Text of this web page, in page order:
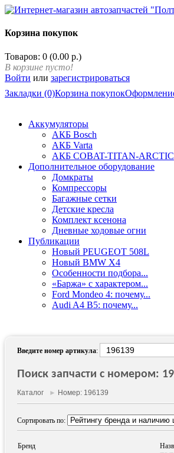
Корзина покупок
Товаров: 0 (0.00 р.)
В корзине пусто!
Войти или зарегистрироваться
Закладки (0)Корзина покупок
Аккумуляторы
АКБ Bosch
АКБ Varta
АКБ COBAT-TITAN-ARCTIC
Дополнительное оборудование
Домкраты
Компрессоры
Багажные сетки
Детские кресла
Комплект ксенона
Дневные ходовые огни
Публикации
Новый PEUGEOT 508L
Новый BMW X4
Особенности подбора...
«Баржа» с характером...
Ford Mondeo 4: почему...
Audi A4 B5: почему...
Введите номер артикула:
Поиск запчасти с номером:
Каталог ► Номер: 196139
Сортировать по:
Бренд